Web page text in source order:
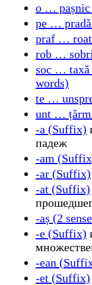
o … pașnic
pe …
praf …
rob …
soc … taxă
words)
te …
unt … țărm
-a (Suffix)
падеж
-am
-ar (Suffix)
-at (Suffix)
-aș (2
-e (Suffix)
-ean
-et (Suffix)